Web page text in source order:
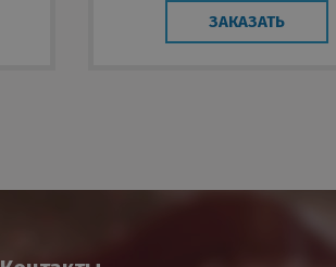
ЗАКАЗАТЬ